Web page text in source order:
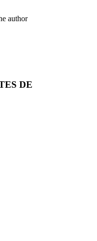
author
DE